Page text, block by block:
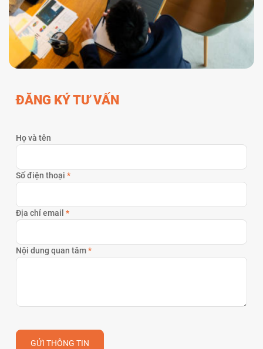
ĐĂNG KÝ TƯ VẤN
Họ và tên
Số điện thoại *
Địa chỉ email *
Nội dung quan tâm*
GỬI THÔNG TIN